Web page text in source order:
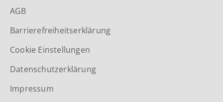
AGB
Barrierefreiheitserklärung
Cookie Einstellungen
Datenschutzerklärung
Impressum